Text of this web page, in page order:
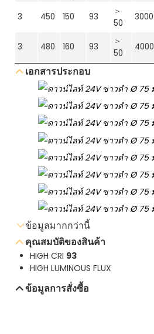
3 450 150 93
＞
50
3000
3 480 160 93
＞
50
4000
เอกสารประกอบ
ข้อมูลมากกว่านี้
ดาวน์โหลดเอกสารข้อมูล
คุณสมบัติของสินค้า
HIGH CRI 93
HIGH LUMINOUS FLUX
ข้อมูลการสั่งซื้อ